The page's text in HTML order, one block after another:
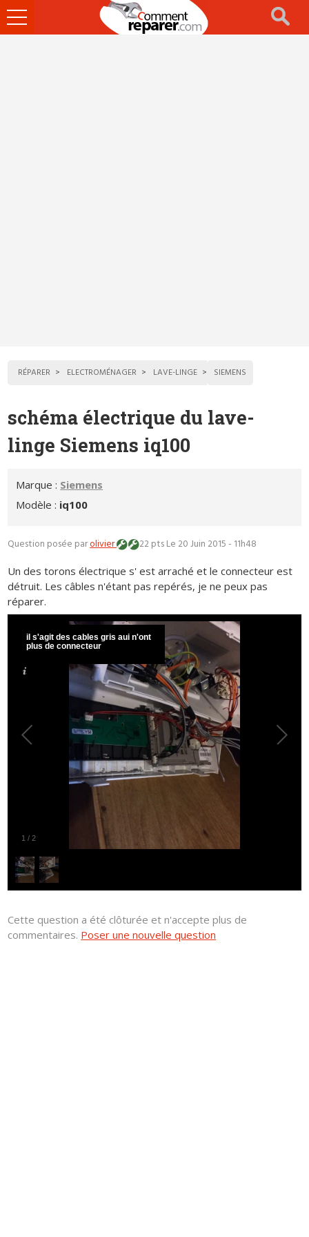
Ouvrir
le
RÉPARER ELECTROMÉNAGER LAVE-LINGE SIEMENS
schéma électrique du lave-
linge Siemens iq100
Marque : Siemens
Modèle : iq100
Question posée parolivier 22 ptsLe 20 Juin 2015 - 11h48
Un des torons électrique s' est arraché et le connecteur est
détruit. Les câbles n'étant pas repérés, je ne peux pas
réparer.
1 /2
il s'agit des cables gris aui n'ont
plus de connecteur
Cette question a été clôturée et n'accepte plus de
commentaires. Poser une nouvelle question